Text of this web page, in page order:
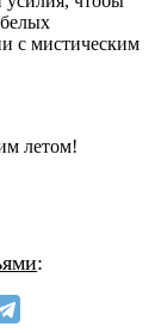
с мистическим
летом!
: